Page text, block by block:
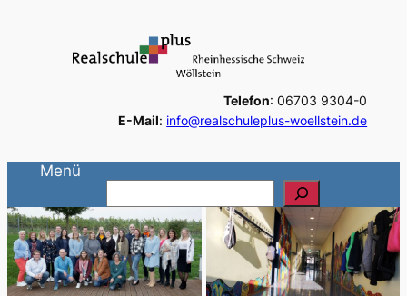
Telefon: 06703 9304-0
E-Mail: info@realschuleplus-woellstein.de
Menü
u
c
h
e